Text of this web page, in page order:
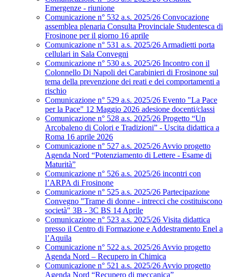
Emergenze - riunione
Comunicazione n° 532 a.s. 2025/26 Convocazione
assemblea plenaria Consulta Provinciale Studentesca di
Frosinone per il giorno 16 aprile
Comunicazione n° 531 a.s. 2025/26 Armadietti porta
cellulari in Sala Convegni
Comunicazione n° 530 a.s. 2025/26 Incontro con il
Colonnello Di Napoli dei Carabinieri di Frosinone sul
tema della prevenzione dei reati e dei comportamenti a
rischio
Comunicazione n° 529 a.s. 2025/26 Evento "La Pace
per la Pace" 12 Maggio 2026 adesione docenti/classi
Comunicazione n° 528 a.s. 2025/26 Progetto “Un
Arcobaleno di Colori e Tradizioni” - Uscita didattica a
Roma 16 aprile 2026
Comunicazione n° 527 a.s. 2025/26 Avvio progetto
Agenda Nord “Potenziamento di Lettere - Esame di
Maturità”
Comunicazione n° 526 a.s. 2025/26 incontri con
l’ARPA di Frosinone
Comunicazione n° 525 a.s. 2025/26 Partecipazione
Convegno "Trame di donne - intrecci che costituiscono
società" 3B - 3C BS 14 Aprile
Comunicazione n° 523 a.s. 2025/26 Visita didattica
presso il Centro di Formazione e Addestramento Enel a
l’Aquila
Comunicazione n° 522 a.s. 2025/26 Avvio progetto
Agenda Nord – Recupero in Chimica
Comunicazione n° 521 a.s. 2025/26 Avvio progetto
Agenda Nord “Recupero di meccanica”